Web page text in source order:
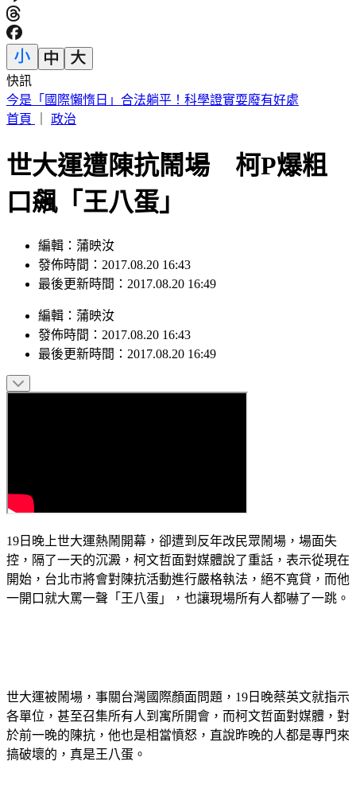
快訊
今是「國際懶惰日」合法躺平！科學證實耍廢有好處
首頁
政治
世大運遭陳抗鬧場 柯P爆粗
口飆「王八蛋」
編輯：蒲映汝
發佈時間：2017.08.20 16:43
最後更新時間：2017.08.20 16:49
編輯 ： 蒲映汝
發佈時間： 2017.08.20 16:43
最後更新時間： 2017.08.20 16:49
19日晚上世大運熱鬧開幕，卻遭到反年改民眾鬧場，場面失
控，隔了一天的沉澱，柯文哲面對媒體說了重話，表示從現在
開始，台北市將會對陳抗活動進行嚴格執法，絕不寬貸，而他
一開口就大罵一聲「王八蛋」，也讓現場所有人都嚇了一跳。
世大運被鬧場，事關台灣國際顏面問題，19日晚蔡英文就指示
各單位，甚至召集所有人到寓所開會，而柯文哲面對媒體，對
於前一晚的陳抗，他也是相當憤怒，直說昨晚的人都是專門來
搞破壞的，真是王八蛋。